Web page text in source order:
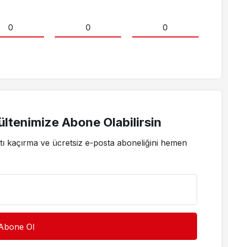
0 0 0
Abone Olabilirsin
kaçırma ve ücretsiz e-posta aboneliğini hemen